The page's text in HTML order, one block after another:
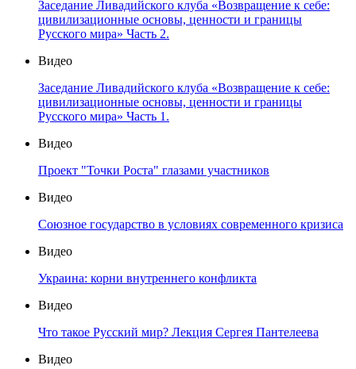
Заседание Ливадийского клуба «Возвращение к себе:
цивилизационные основы, ценности и границы
Русского мира» Часть 2.
Видео
Заседание Ливадийского клуба «Возвращение к себе:
цивилизационные основы, ценности и границы
Русского мира» Часть 1.
Видео
Проект "Точки Роста" глазами участников
Видео
Союзное государство в условиях современного кризиса
Видео
Украина: корни внутреннего конфликта
Видео
Что такое Русский мир? Лекция Сергея Пантелеева
Видео